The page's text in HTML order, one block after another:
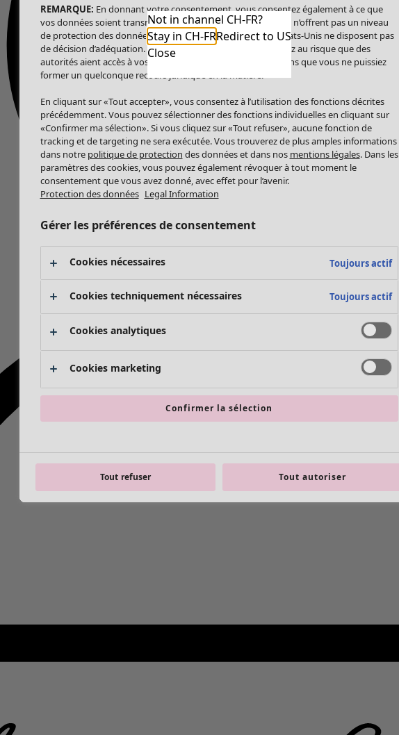
Not in channel CH-FR?
Stay in CH-FRRedirect to US
Close
REMARQUE: En donnant votre consentement, vous consentez également à ce que
vos données soient transmises aux États-Unis. Les États-Unis n’offrent pas un niveau
de protection des données comparable à celui de l’UE. Les États-Unis ne disposent pas
de décision d’adéquation. Par conséquent, vous vous exposez au risque que des
autorités aient accès à vos données à caractère personnel sans que vous ne puissiez
former un quelconque recours juridique en la matière.
En cliquant sur «Tout accepter», vous consentez à l’utilisation des fonctions décrites
précédemment. Vous pouvez sélectionner des fonctions individuelles en cliquant sur
«Confirmer ma sélection». Si vous cliquez sur «Tout refuser», aucune fonction de
tracking et de targeting ne sera exécutée. Vous trouverez de plus amples informations
dans notre politique de protection des données et dans nos mentions légales. Dans les
paramètres des cookies, vous pouvez également révoquer à tout moment le
consentement que vous avez donné, avec effet pour l’avenir.
Protection des données Legal Information
Gérer les préférences de consentement
Cookies nécessaires Toujours actif
Cookies techniquement nécessaires Toujours actif
Cookies analytiques
Cookies marketing
Confirmer la sélection
Tout refuser Tout autoriser